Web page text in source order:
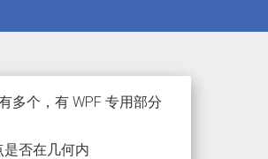
多个，有 WPF 专用部分
否在几何内